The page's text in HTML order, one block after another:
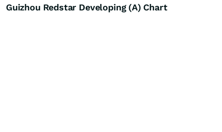
Guizhou Redstar Developing (A) Chart